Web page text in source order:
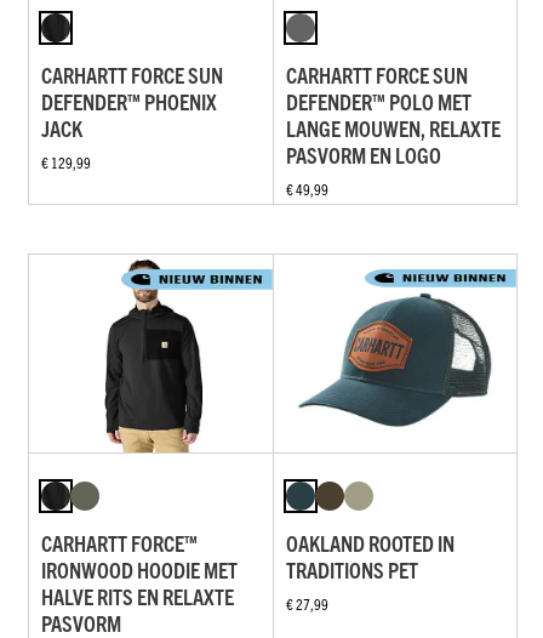
CARHARTT FORCE SUN
DEFENDER™ PHOENIX
JACK
€ 129,99
CARHARTT FORCE SUN
DEFENDER™ POLO MET
LANGE MOUWEN, RELAXTE
PASVORM EN LOGO
€ 49,99
CARHARTT FORCE™
IRONWOOD HOODIE MET
HALVE RITS EN RELAXTE
PASVORM
OAKLAND ROOTED IN
TRADITIONS PET
€ 27,99